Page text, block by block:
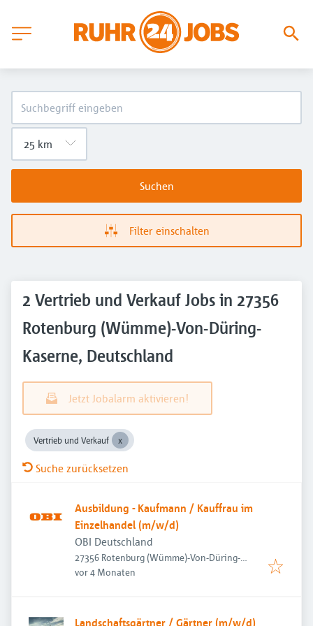
Suchen
Filter einschalten
2 Vertrieb und Verkauf Jobs in 27356
Rotenburg (Wümme)-Von-Düring-
Kaserne, Deutschland
Jetzt Jobalarm aktivieren!
Vertrieb und Verkauf
Suche zurücksetzen
Ausbildung - Kaufmann / Kauffrau im
Einzelhandel (m/w/d)
OBI Deutschland
27356 Rotenburg (Wümme)-Von-Düring-
Kaserne, Deutschland
Veröffentlicht:
vor 4 Monaten
Landschaftsgärtner / Gärtner (m/w/d)